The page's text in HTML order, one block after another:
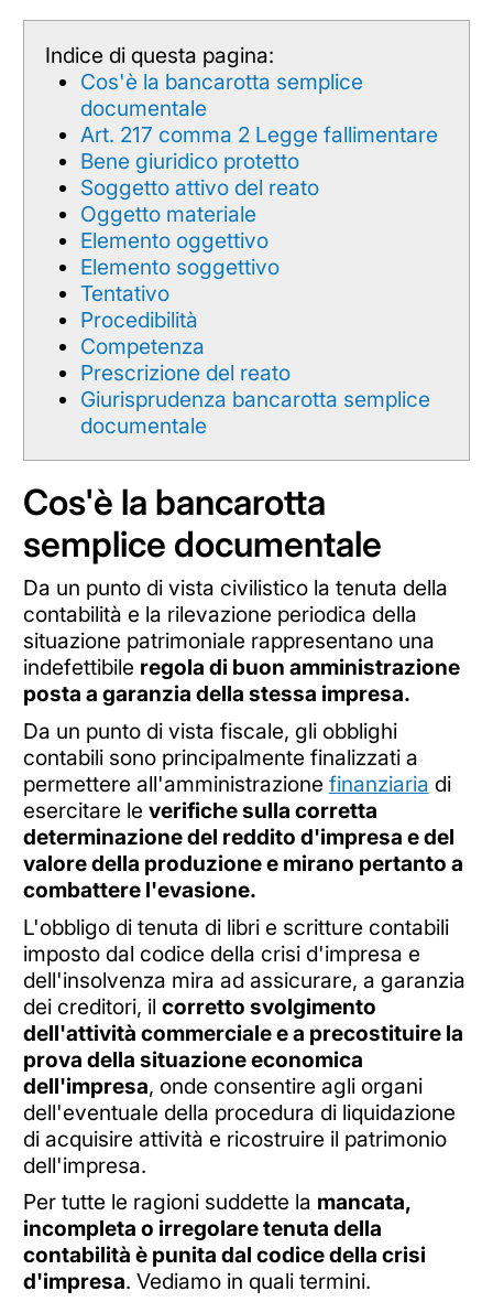
Indice di questa pagina:
Cos'è la bancarotta semplice
documentale
Art. 217 comma 2 Legge fallimentare
Bene giuridico protetto
Soggetto attivo del reato
Oggetto materiale
Elemento oggettivo
Elemento soggettivo
Tentativo
Procedibilità
Competenza
Prescrizione del reato
Giurisprudenza bancarotta semplice
documentale
Cos'è la bancarotta
semplice documentale
Da un punto di vista civilistico la tenuta della
contabilità e la rilevazione periodica della
situazione patrimoniale rappresentano una
indefettibile regola di buon amministrazione
posta a garanzia della stessa impresa.
Da un punto di vista fiscale, gli obblighi
contabili sono principalmente finalizzati a
permettere all'amministrazione finanziaria di
esercitare le verifiche sulla corretta
determinazione del reddito d'impresa e del
valore della produzione e mirano pertanto a
combattere l'evasione.
L'obbligo di tenuta di libri e scritture contabili
imposto dal codice della crisi d'impresa e
dell'insolvenza mira ad assicurare, a garanzia
dei creditori, il corretto svolgimento
dell'attività commerciale e a precostituire la
prova della situazione economica
dell'impresa, onde consentire agli organi
dell'eventuale della procedura di liquidazione
di acquisire attività e ricostruire il patrimonio
dell'impresa.
Per tutte le ragioni suddette la mancata,
incompleta o irregolare tenuta della
contabilità è punita dal codice della crisi
d'impresa. Vediamo in quali termini.